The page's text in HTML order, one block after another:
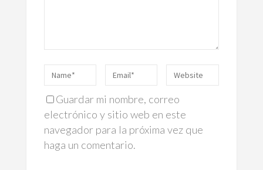
Guardar mi nombre, correo
electrónico y sitio web en este
navegador para la próxima vez que
haga un comentario.